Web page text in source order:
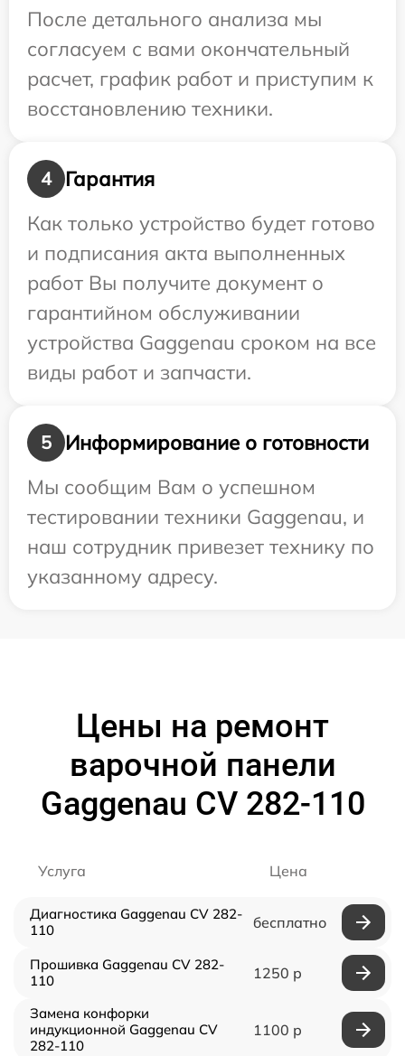
После детального анализа мы
согласуем с вами окончательный
расчет, график работ и приступим к
восстановлению техники.
4
Гарантия
Как только устройство будет готово
и подписания акта выполненных
работ Вы получите документ о
гарантийном обслуживании
устройства Gaggenau сроком на все
виды работ и запчасти.
5
Информирование о готовности
Мы сообщим Вам о успешном
тестировании техники Gaggenau, и
наш сотрудник привезет технику по
указанному адресу.
Цены на ремонт
варочной панели
Gaggenau CV 282-110
Услуга Цена
Диагностика Gaggenau CV 282-
110
бесплатно
Прошивка Gaggenau CV 282-
110
1250 р
Замена конфорки
индукционной Gaggenau CV
282-110
1100 р